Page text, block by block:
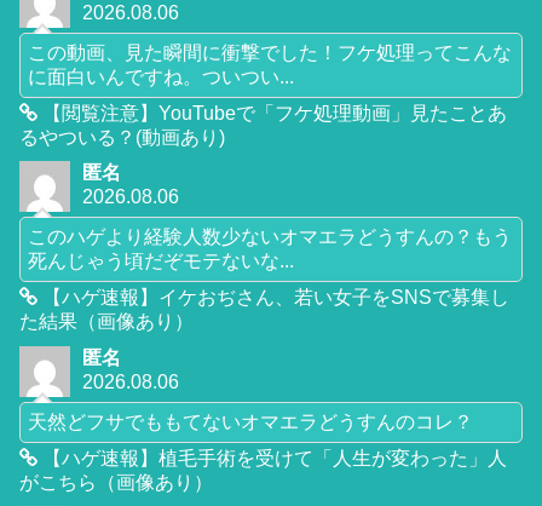
2026.08.06
この動画、見た瞬間に衝撃でした！フケ処理ってこんな
に面白いんですね。ついつい...
【閲覧注意】YouTubeで「フケ処理動画」見たことあ
るやついる？(動画あり)
匿名
2026.08.06
このハゲより経験人数少ないオマエラどうすんの？もう
死んじゃう頃だぞモテないな...
【ハゲ速報】イケおぢさん、若い女子をSNSで募集し
た結果（画像あり）
匿名
2026.08.06
天然どフサでももてないオマエラどうすんのコレ？
【ハゲ速報】植毛手術を受けて「人生が変わった」人
がこちら（画像あり）